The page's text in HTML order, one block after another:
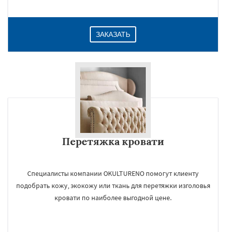
ЗАКАЗАТЬ
Перетяжка кровати
Специалисты компании OKULTURENO помогут клиенту
подобрать кожу, экокожу или ткань для перетяжки изголовья
кровати по наиболее выгодной цене.